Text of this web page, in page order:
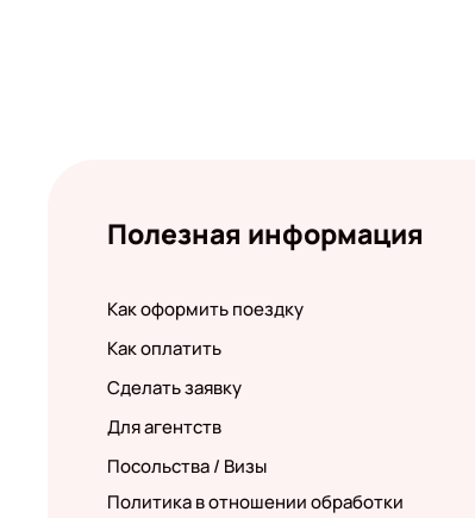
Полезная информация
Как оформить поездку
Как оплатить
Сделать заявку
Для агентств
Посольства / Визы
Политика в отношении обработки